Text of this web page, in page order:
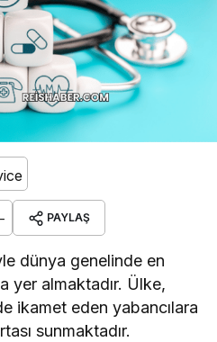
- PAYLAŞ
dünya genelinde en
yer almaktadır. Ülke,
ikamet eden yabancılara
sunmaktadır.